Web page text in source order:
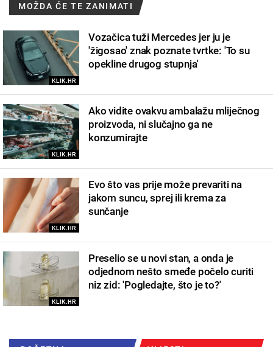
MOŽDA ĆE TE ZANIMATI
KLIK.HR
Vozačica tuži Mercedes jer ju je
'žigosao' znak poznate tvrtke: 'To su
opekline drugog stupnja'
KLIK.HR
Ako vidite ovakvu ambalažu mliječnog
proizvoda, ni slučajno ga ne
konzumirajte
KLIK.HR
Evo što vas prije može prevariti na
jakom suncu, sprej ili krema za
sunčanje
KLIK.HR
Preselio se u novi stan, a onda je
odjednom nešto smeđe počelo curiti
niz zid: 'Pogledajte, što je to?'